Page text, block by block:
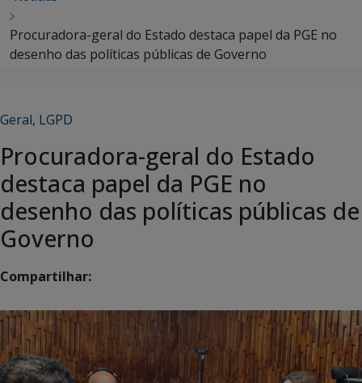
Procuradora-geral do Estado destaca papel da PGE no
desenho das políticas públicas de Governo
Geral, LGPD
Procuradora-geral do Estado
destaca papel da PGE no
desenho das políticas públicas de
Governo
Compartilhar: